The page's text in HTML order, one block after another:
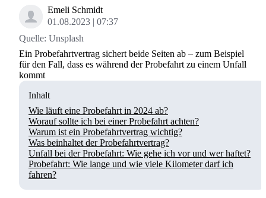
Emeli Schmidt
01.08.2023
07:37
Inhalt
Wie läuft eine Probefahrt in 2024 ab?
Worauf sollte ich bei einer Probefahrt achten?
Warum ist ein Probefahrtvertrag wichtig?
Was beinhaltet der Probefahrtvertrag?
Unfall bei der Probefahrt: Wie gehe ich vor und wer haftet?
Probefahrt: Wie lange und wie viele Kilometer darf ich
fahren?
Quelle: Unsplash
Ein Probefahrtvertrag sichert beide Seiten ab – zum Beispiel
für den Fall, dass es während der Probefahrt zu einem Unfall
kommt